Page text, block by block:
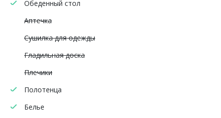
Обеденный стол
Аптечка
Сушилка для одежды
Гладильная доска
Плечики
Полотенца
Белье